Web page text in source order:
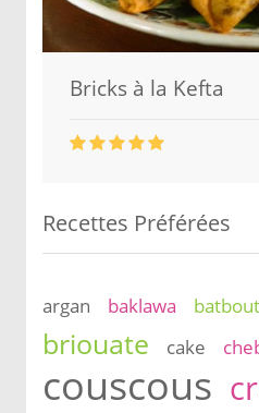
Bricks à la Kefta
Recettes Préférées
argan baklawa batbout
briouate cake
couscous